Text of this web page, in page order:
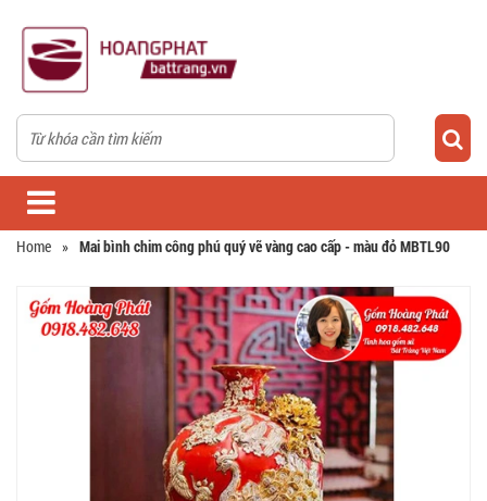
Home » Mai bình chim công phú quý vẽ vàng cao cấp - màu đỏ MBTL90